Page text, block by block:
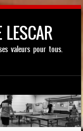
valeurs pour tous.